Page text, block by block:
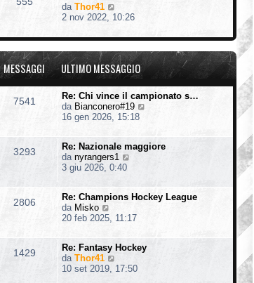
e
s
a
g
g
i
o
m
o
m
s
a
o
da Thor41
e
i
l
t
m
o
m
e
s
a
g
i
o
2 nov 2022, 10:26
MESSAGGI ULTIMO MESSAGGIO
7541
Re: Chi vince il campionato s…
da Bianconero#19
i
u
m
o
a
16 gen 2026, 15:18
3293
Re: Nazionale maggiore
da nyrangers1
i
u
t
m
o
e
3 giu 2026, 0:40
2806
Re: Champions Hockey League
da Misko
u
l
t
20 feb 2025, 11:17
1429
Re: Fantasy Hockey
da Thor41
e
10 set 2019, 17:50